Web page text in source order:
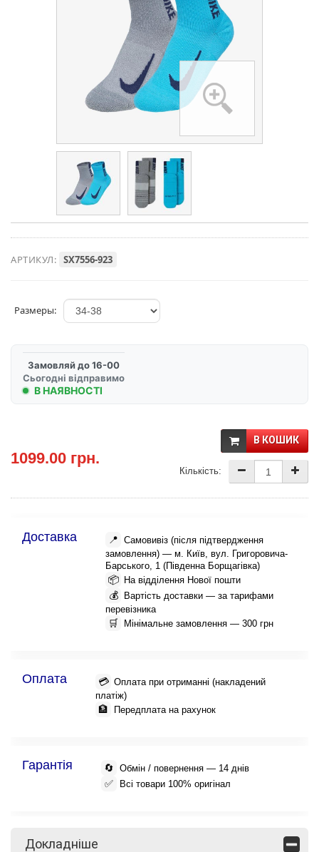
АРТИКУЛ: SX7556-923
Размеры:
Замовляй до 16-00
Сьогодні відправимо
В НАЯВНОСТІ
1099.00 грн.
В КОШИК
Кількість:
Доставка 📍 Самовивіз (після підтвердження
замовлення) — м. Київ, вул. Григоровича-
Барського, 1 (Південна Борщагівка)
📦 На відділення Нової пошти
💰
Вартість доставки — за тарифами
перевізника
🛒 Мінімальне замовлення — 300 грн
Оплата 💳 Оплата при отриманні (накладений
платіж)
🏦 Передплата на рахунок
Гарантія 🔄 Обмін / повернення — 14 днів
✅ Всі товари 100% оригінал
Докладніше